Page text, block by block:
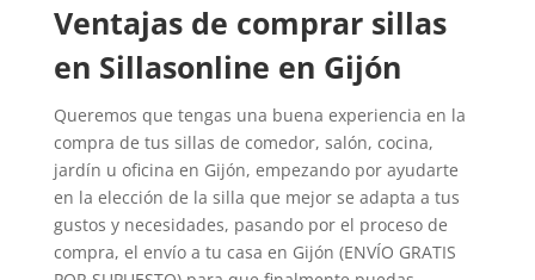
Ventajas de comprar sillas
en Sillasonline en Gijón
Queremos que tengas una buena experiencia en la
compra de tus sillas de comedor, salón, cocina,
jardín u oficina en Gijón, empezando por ayudarte
en la elección de la silla que mejor se adapta a tus
gustos y necesidades, pasando por el proceso de
compra, el envío a tu casa en Gijón (ENVÍO GRATIS